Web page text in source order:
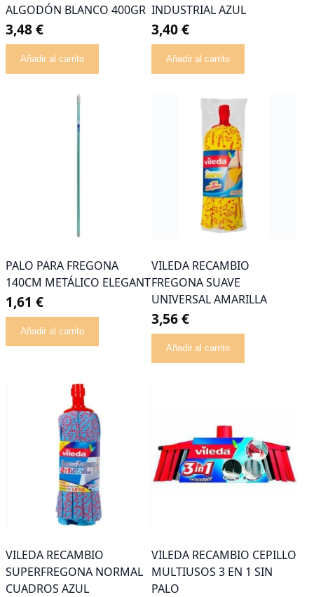
ALGODÓN BLANCO 400GR
3,48 €
Añadir al carrito
INDUSTRIAL AZUL
3,40 €
Añadir al carrito
PALO PARA FREGONA
140CM METÁLICO ELEGANT
1,61 €
Añadir al carrito
VILEDA RECAMBIO
FREGONA SUAVE
UNIVERSAL AMARILLA
3,56 €
Añadir al carrito
VILEDA RECAMBIO
SUPERFREGONA NORMAL
CUADROS AZUL
VILEDA RECAMBIO CEPILLO
MULTIUSOS 3 EN 1 SIN
PALO